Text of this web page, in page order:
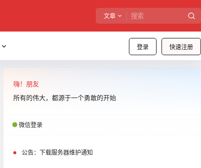
文章
登录 快速注册
嗨！朋友
所有的伟大，都源于一个勇敢的开始
微信登录
公告： 下载服务器维护通知